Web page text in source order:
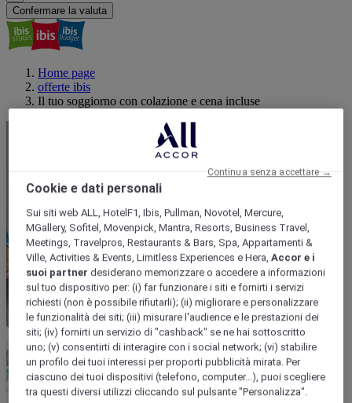
Confermare la valuta
Home page
offerte ibis
Il tuo soggiorno con colazione e cena incluse
Cookie e dati personali
Sui siti web ALL, HotelF1, Ibis, Pullman, Novotel, Mercure,
MGallery, Sofitel, Movenpick, Mantra, Resorts, Business Travel,
Meetings, Travelpros, Restaurants & Bars, Spa, Appartamenti &
Ville, Activities & Events, Limitless Experiences e Hera,Accor e i
suoi partner desiderano memorizzare o accedere a informazioni
sul tuo dispositivo per: (i) far funzionare i siti e fornirti i servizi
richiesti (non è possibile rifiutarli); (ii) migliorare e personalizzare
le funzionalità dei siti; (iii) misurare l'audience e le prestazioni dei
siti; (iv) fornirti un servizio di "cashback" se ne hai sottoscritto
uno; (v) consentirti di interagire con i social network; (vi) stabilire
un profilo dei tuoi interessi per proporti pubblicità mirata. Per
ciascuno dei tuoi dispositivi (telefono, computer...), puoi scegliere
tra questi diversi utilizzi cliccando sul pulsante "Personalizza".
Continua senza accettare →